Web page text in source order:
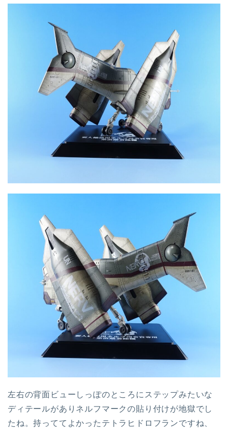
左右の背面ビューしっぽのところにステップみたいな
ディテールがありネルフマークの貼り付けが地獄でし
たね。持っててよかったテトラヒドロフランですね、